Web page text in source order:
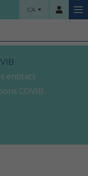
CA
entitats
COVIB